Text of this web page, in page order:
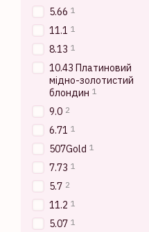
5.66 1
11.1 1
8.13 1
10.43 Платиновий
мідно-золотистий
блондин 1
9.0 2
6.71 1
507Gold 1
7.73 1
5.7 2
11.2 1
5.07 1